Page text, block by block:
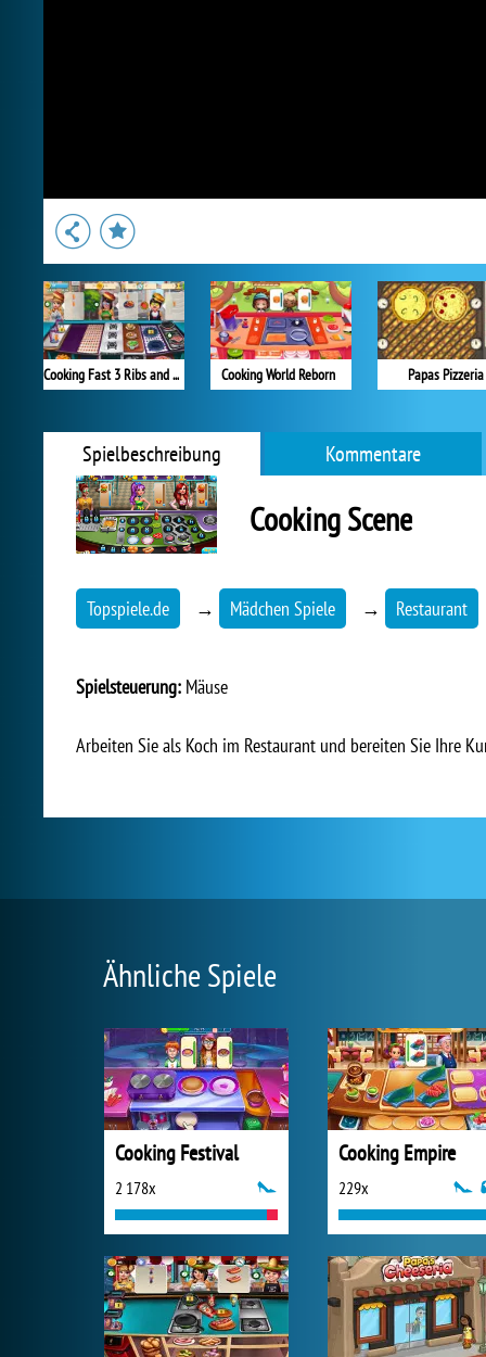
Cooking Fast 3 Ribs and Pancakes Cooking World Reborn Papas Pizzeria
Spielbeschreibung Kommentare
Cooking Scene
Topspiele.de → Mädchen Spiele → Restaurant
Spielsteuerung: Mäuse
Arbeiten Sie als Koch im Restaurant und bereiten Sie Ihre
Ähnliche Spiele
Cooking Festival
2 178x
Cooking Empire
229x